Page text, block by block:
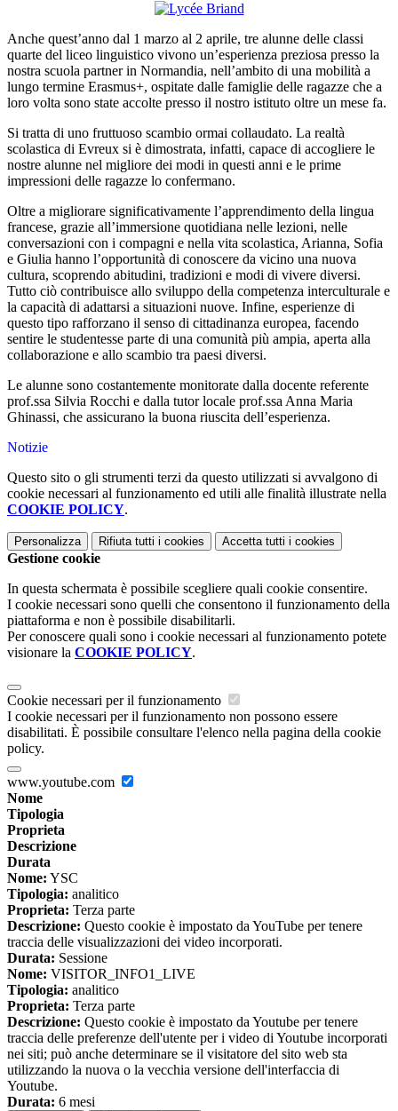
Anche quest’anno dal 1 marzo al 2 aprile, tre alunne delle classi
quarte del liceo linguistico vivono un’esperienza preziosa presso la
nostra scuola partner in Normandia, nell’ambito di una mobilità a
lungo termine Erasmus+, ospitate dalle famiglie delle ragazze che a
loro volta sono state accolte presso il nostro istituto oltre un mese fa.
Si tratta di uno fruttuoso scambio ormai collaudato. La realtà
scolastica di Evreux si è dimostrata, infatti, capace di accogliere le
nostre alunne nel migliore dei modi in questi anni e le prime
impressioni delle ragazze lo confermano.
Oltre a migliorare significativamente l’apprendimento della lingua
francese, grazie all’immersione quotidiana nelle lezioni, nelle
conversazioni con i compagni e nella vita scolastica, Arianna, Sofia
e Giulia hanno l’opportunità di conoscere da vicino una nuova
cultura, scoprendo abitudini, tradizioni e modi di vivere diversi.
Tutto ciò contribuisce allo sviluppo della competenza interculturale e
la capacità di adattarsi a situazioni nuove. Infine, esperienze di
questo tipo rafforzano il senso di cittadinanza europea, facendo
sentire le studentesse parte di una comunità più ampia, aperta alla
collaborazione e allo scambio tra paesi diversi.
Le alunne sono costantemente monitorate dalla docente referente
prof.ssa Silvia Rocchi e dalla tutor locale prof.ssa Anna Maria
Ghinassi, che assicurano la buona riuscita dell’esperienza.
Notizie
Questo sito o gli strumenti terzi da questo utilizzati si avvalgono di
cookie necessari al funzionamento ed utili alle finalità illustrate nella
COOKIE POLICY.
Personalizza Rifiuta tutti i cookies Accetta tutti i cookies
Gestione cookie
In questa schermata è possibile scegliere quali cookie consentire.
I cookie necessari sono quelli che consentono il funzionamento della
piattaforma e non è possibile disabilitarli.
Per conoscere quali sono i cookie necessari al funzionamento potete
visionare la COOKIE POLICY.
Cookie necessari per il funzionamento
I cookie necessari per il funzionamento non possono essere
disabilitati. È possibile consultare l'elenco nella pagina della cookie
policy.
www.youtube.com
Nome
Tipologia
Proprieta
Descrizione
Durata
Nome: YSC
Tipologia: analitico
Proprieta: Terza parte
Descrizione: Questo cookie è impostato da YouTube per tenere
traccia delle visualizzazioni dei video incorporati.
Durata: Sessione
Nome: VISITOR_INFO1_LIVE
Tipologia: analitico
Proprieta: Terza parte
Descrizione: Questo cookie è impostato da Youtube per tenere
traccia delle preferenze dell'utente per i video di Youtube incorporati
nei siti; può anche determinare se il visitatore del sito web sta
utilizzando la nuova o la vecchia versione dell'interfaccia di
Youtube.
Durata: 6 mesi